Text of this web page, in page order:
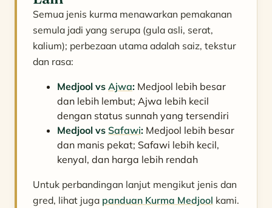
Semua jenis kurma menawarkan pemakanan
semula jadi yang serupa (gula asli, serat,
kalium); perbezaan utama adalah saiz, tekstur
dan rasa:
Medjool vs Ajwa: Medjool lebih besar
dan lebih lembut; Ajwa lebih kecil
dengan status sunnah yang tersendiri
Medjool vs Safawi: Medjool lebih besar
dan manis pekat; Safawi lebih kecil,
kenyal, dan harga lebih rendah
Untuk perbandingan lanjut mengikut jenis dan
gred, lihat juga panduan Kurma Medjool kami.